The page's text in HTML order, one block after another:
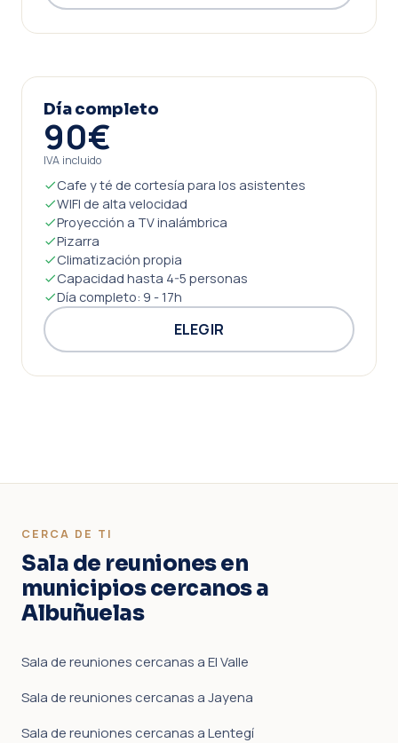
Día completo
90€
IVA incluido
Cafe y té de cortesía para los asistentes
WIFI de alta velocidad
Proyección a TV inalámbrica
Pizarra
Climatización propia
Capacidad hasta 4-5 personas
Día completo: 9 - 17h
ELEGIR
CERCA DE TI
Sala de reuniones en
municipios cercanos a
Albuñuelas
Sala de reuniones cercanas a El Valle
Sala de reuniones cercanas a Jayena
Sala de reuniones cercanas a Lentegí